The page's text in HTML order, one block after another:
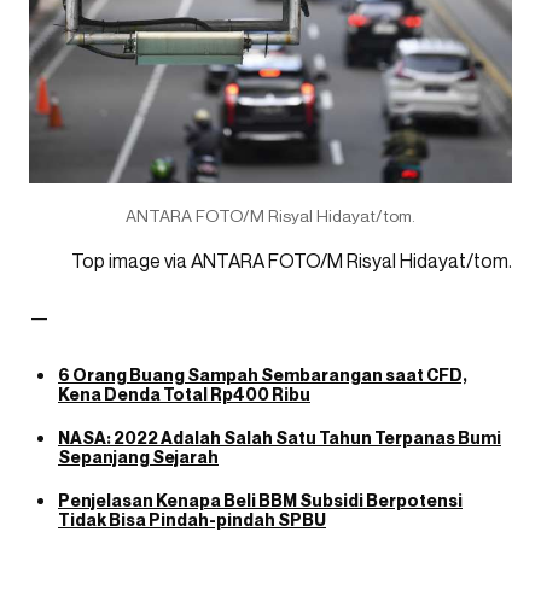
ANTARA FOTO/M Risyal Hidayat/tom.
Top image via ANTARA FOTO/M Risyal Hidayat/tom.
—
6 Orang Buang Sampah Sembarangan saat CFD,
Kena Denda Total Rp400 Ribu
NASA: 2022 Adalah Salah Satu Tahun Terpanas Bumi
Sepanjang Sejarah
Penjelasan Kenapa Beli BBM Subsidi Berpotensi
Tidak Bisa Pindah-pindah SPBU